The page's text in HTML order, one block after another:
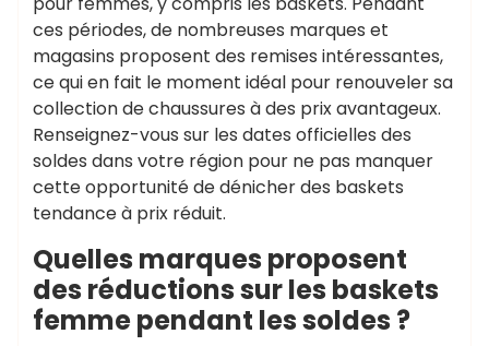
ces périodes, de nombreuses marques et
magasins proposent des remises intéressantes,
ce qui en fait le moment idéal pour renouveler sa
collection de chaussures à des prix avantageux.
Renseignez-vous sur les dates officielles des
soldes dans votre région pour ne pas manquer
cette opportunité de dénicher des baskets
tendance à prix réduit.
Quelles marques proposent
des réductions sur les baskets
femme pendant les soldes ?